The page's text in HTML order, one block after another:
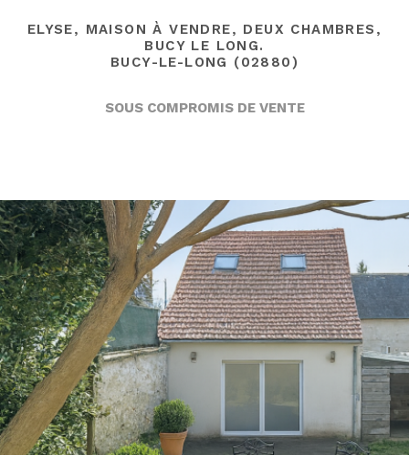
ELYSE, MAISON À VENDRE, DEUX CHAMBRES,
BUCY LE LONG.
BUCY-LE-LONG (02880)
SOUS COMPROMIS DE VENTE